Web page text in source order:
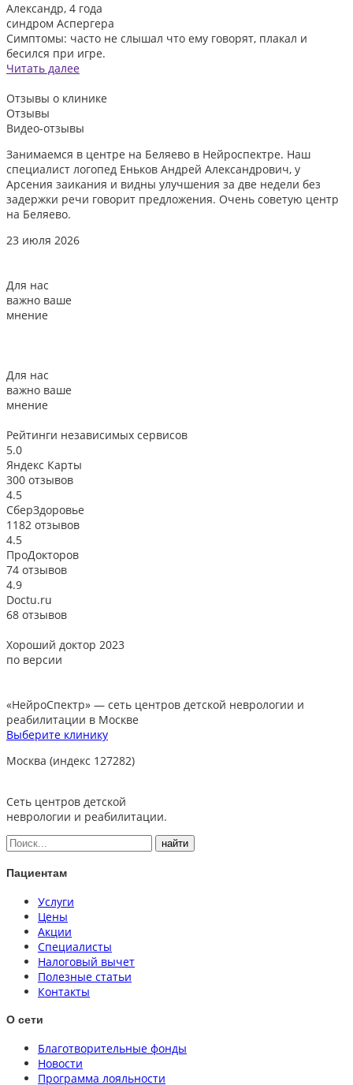
Александр, 4 года
синдром Аспергера
Симптомы: часто не слышал что ему говорят, плакал и
бесился при игре.
Читать далее
Отзывы о клинике
Отзывы
Видео-отзывы
Занимаемся в центре на Беляево в Нейроспектре. Наш
специалист логопед Еньков Андрей Александрович, у
Арсения заикания и видны улучшения за две недели без
задержки речи говорит предложения. Очень советую центр
на Беляево.
23 июля 2026
Для нас
важно ваше
мнение
Для нас
важно ваше
мнение
Рейтинги независимых сервисов
5.0
Яндекс Карты
300 отзывов
4.5
СберЗдоровье
1182 отзывов
4.5
ПроДокторов
74 отзывов
4.9
Doctu.ru
68 отзывов
Хороший доктор 2023
по версии
«НейроСпектр» — сеть центров детской неврологии и
реабилитации в Москве
Выберите клинику
Москва (индекс 127282)
Сеть центров детской
неврологии и реабилитации.
Пациентам
Услуги
Цены
Акции
Специалисты
Налоговый вычет
Полезные статьи
Контакты
О сети
Благотворительные фонды
Новости
Программа лояльности